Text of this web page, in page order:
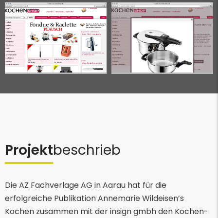
Projektbeschrieb
Die AZ Fachverlage AG in Aarau hat für die
erfolgreiche Publikation Annemarie Wildeisen’s
Kochen zusammen mit der insign gmbh den Kochen-